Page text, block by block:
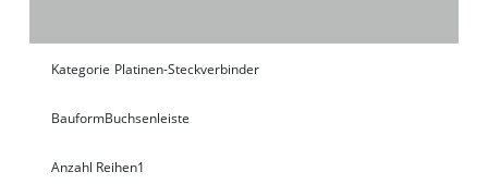
Kategorie Platinen-Steckverbinder
BauformBuchsenleiste
Anzahl Reihen1